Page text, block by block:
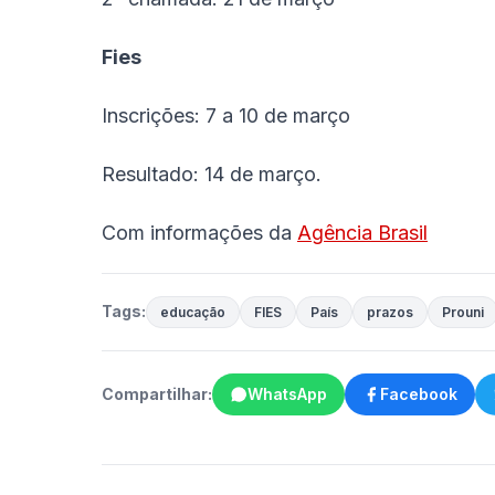
Fies
Inscrições: 7 a 10 de março
Resultado: 14 de março.
Com informações da Agência Brasil
Tags: educação FIES País prazos Prouni
Compartilhar: WhatsApp Facebook